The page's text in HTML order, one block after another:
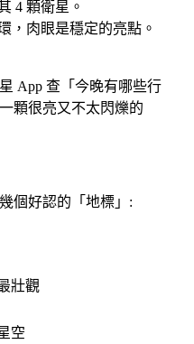
4 顆衛星。
，肉眼是穩定的亮點。
App 查「今晚有哪些行
顆很亮又不太閃爍的
個好認的「地標」:
壯觀
空